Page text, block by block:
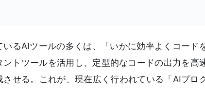
るAIツールの多くは、「いかに効率よくコード
ントツールを活用し、定型的なコードの出力を高
せる。これが、現在広く行われている「AIプロ